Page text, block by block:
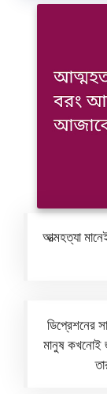
আত্মহত্যা
ডিপ্রেশনের
মানুষ কখনোই